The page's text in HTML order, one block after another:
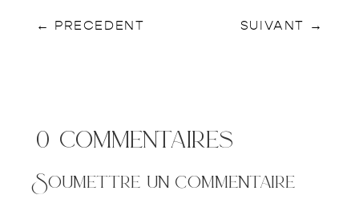
← PRECEDENT SUIVANT →
0 commentaires
Soumettre un commentaire